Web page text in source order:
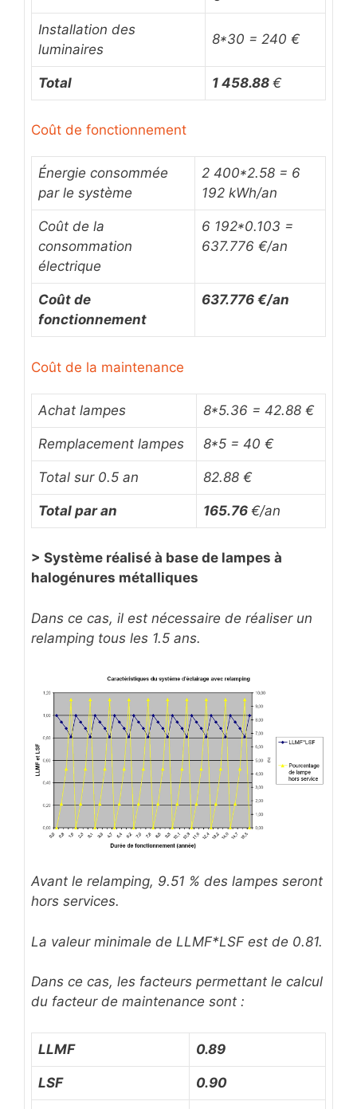
Installation des
luminaires
8*30 = 240 €
Total 1 458.88 €
Coût de fonctionnement
Énergie consommée
par le système
2 400*2.58 = 6
192 kWh/an
Coût de la
consommation
électrique
6 192*0.103 =
637.776 €/an
Coût de
fonctionnement
637.776 €/an
Coût de la maintenance
Achat lampes 8*5.36 = 42.88 €
Remplacement lampes 8*5 = 40 €
Total sur 0.5 an 82.88 €
Total par an 165.76 €/an
> Système réalisé à base de lampes à
halogénures métalliques
Dans ce cas, il est nécessaire de réaliser un
relamping tous les 1.5 ans.
Avant le relamping, 9.51 % des lampes seront
hors services.
La valeur minimale de LLMF*LSF est de 0.81.
Dans ce cas, les facteurs permettant le calcul
du facteur de maintenance sont :
LLMF 0.89
LSF 0.90